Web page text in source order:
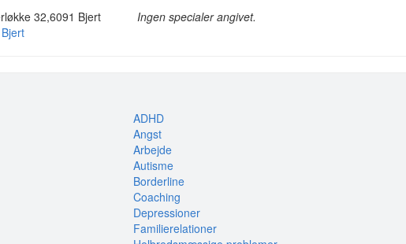
32,6091 Bjert
Ingen specialer angivet.
ADHD
Angst
Arbejde
Autisme
Borderline
Coaching
Depressioner
Familierelationer